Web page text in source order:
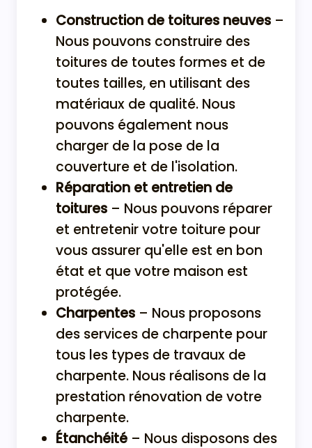
Construction de toitures neuves –
Nous pouvons construire des
toitures de toutes formes et de
toutes tailles, en utilisant des
matériaux de qualité. Nous
pouvons également nous
charger de la pose de la
couverture et de l'isolation.
Réparation et entretien de
toitures – Nous pouvons réparer
et entretenir votre toiture pour
vous assurer qu'elle est en bon
état et que votre maison est
protégée.
Charpentes – Nous proposons
des services de charpente pour
tous les types de travaux de
charpente. Nous réalisons de la
prestation rénovation de votre
charpente.
Étanchéité – Nous disposons des